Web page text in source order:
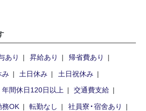
あり 昇給あり
帰省費あり
土日休み
土日祝休み
年間休日120日以上
交通費支給
OK 転勤なし
社員寮・宿舍あり